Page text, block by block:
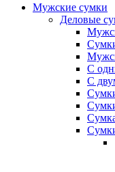
Мужские сумки
Деловые
С
С